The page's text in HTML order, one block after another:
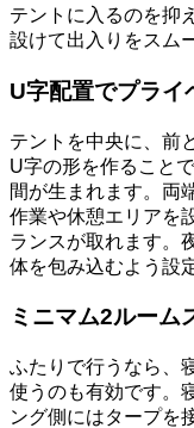
テントに入るのを抑
設けて出入りをスム
U字配置でプライ
テントを中央に、前
U字の形を作ること
間が生まれます。両
作業や休憩エリアを
ランスが取れます。
体を包み込むよう設
ミニマム2ルーム
ふたりで行うなら、
使うのも有効です。
ング側にはタープを